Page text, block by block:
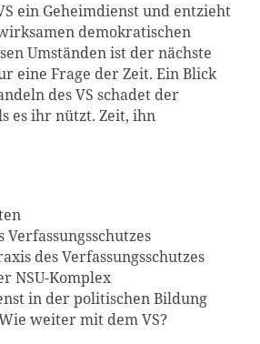
ein Geheimdienst und entzieht
demokratischen
Umständen ist der nächste
eine Frage der Zeit. Ein Blick
des VS schadet der
es ihr nützt. Zeit, ihn
Verfassungsschutzes
des Verfassungsschutzes
NSU-Komplex
in der politischen Bildung
weiter mit dem VS?